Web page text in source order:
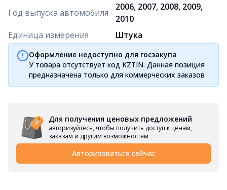
Год выпуска автомобиля
2006, 2007, 2008, 2009,
2010
Единица измерения
Штука
Оформление недоступно для госзакупа
У товара отсутствует код KZTIN. Данная позиция
предназначена только для коммерческих заказов
Для получения ценовых предложений
авторизуйтесь, чтобы получить доступ к ценам,
заказам и другим возможностям
Авторизоваться сейчас